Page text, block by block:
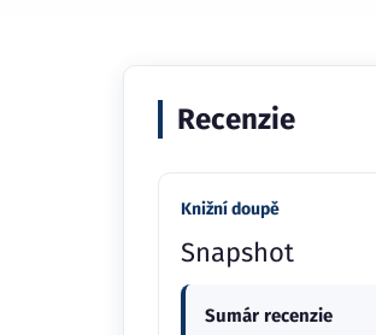
Recenzie
Knižní doupě
Snapshot
Sumár recenzie